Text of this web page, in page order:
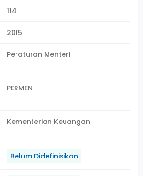
114
2015
Peraturan Menteri
PERMEN
Kementerian Keuangan
Belum Didefinisikan